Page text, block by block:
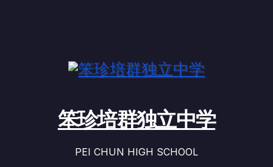
笨珍培群独立中学
PEI CHUN HIGH SCHOOL